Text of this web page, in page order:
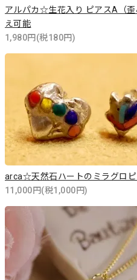
アルパカ☆生花入り ピアスA（
え可能
1,980円(税180円)
arca☆天然石ハートのミラグロピ
11,000円(税1,000円)